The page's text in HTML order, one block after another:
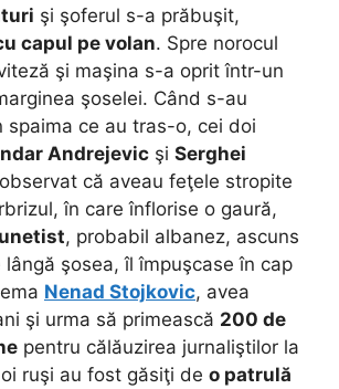
şi şoferul s-a prăbuşit,
capul pe volan. Spre norocul
şi maşina s-a oprit într-un
şoselei. Când s-au
spaima ce au tras-o, cei doi
Andrejevic şi Serghei
că aveau feţele stropite
în care înflorise o gaură,
, probabil albanez, ascuns
şosea, îl împuşcase în cap
Nenad Stojkovic, avea
şi urma să primească 200 de
pentru călăuzirea jurnaliştilor la
ruşi au fost găsiţi de o patrulă